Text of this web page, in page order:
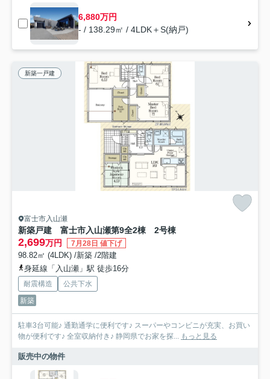
6,880万円
- / 138.29㎡ / 4LDK＋S(納戸)
新築一戸建
富士市入山瀬
新築戸建 富士市入山瀬第9全2棟 2号棟
2,699万円 7月28日 値下げ
98.82㎡ (4LDK) /新築 /2階建
身延線「入山瀬」駅 徒歩16分
耐震構造
公共下水
新築
駐車3台可能♪ 通勤通学に便利です♪ スーパーやコンビニが充実、お買い
物が便利です♪ 全室収納付き♪ 静岡県でお家を探... もっと見る
販売中の物件